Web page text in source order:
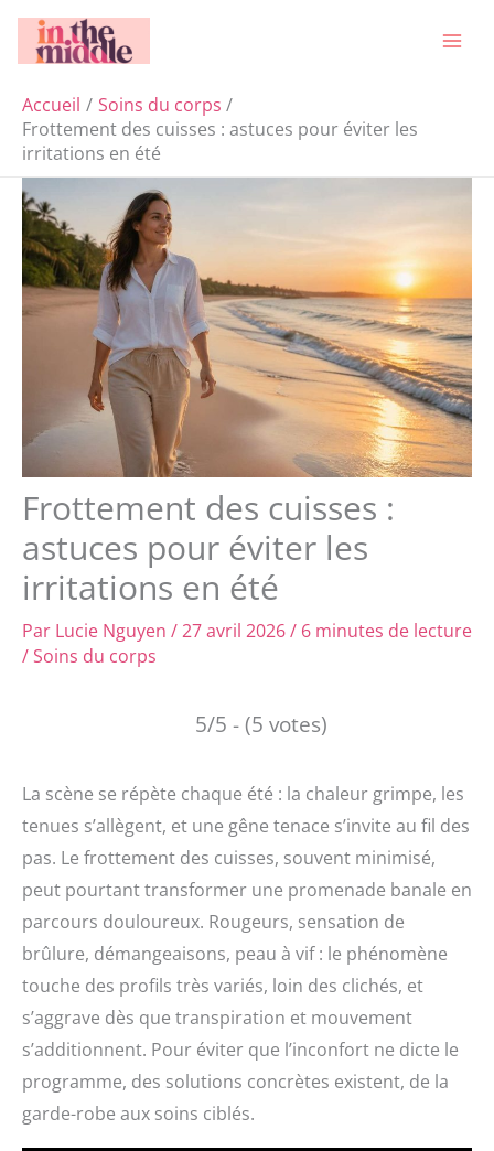
Aller
Accueil
Soins du corps
Frottement des cuisses : astuces pour éviter les
irritations en été
Frottement des cuisses :
astuces pour éviter les
irritations en été
Par Lucie Nguyen /27 avril 2026/ 6 minutes de lecture
/Soins du corps
5/5 - (5 votes)
La scène se répète chaque été : la chaleur grimpe, les
tenues s’allègent, et une gêne tenace s’invite au fil des
pas. Le frottement des cuisses, souvent minimisé,
peut pourtant transformer une promenade banale en
parcours douloureux. Rougeurs, sensation de
brûlure, démangeaisons, peau à vif : le phénomène
touche des profils très variés, loin des clichés, et
s’aggrave dès que transpiration et mouvement
s’additionnent. Pour éviter que l’inconfort ne dicte le
programme, des solutions concrètes existent, de la
garde-robe aux soins ciblés.
Rechercher